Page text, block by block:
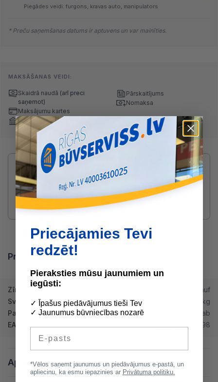
Piegādes veidi: furgons, kravas auto, manipulators
* Preču saņemšanas datums ir aptuvens un var mainīties.
MAKSĀŠANAS VEIDI:
Skaidrā naudā (arī preci
saņemot)
Maksājumu kartes
Internetbankas
Pārskaitījums
Nomaksa
Radušies jautājumi par produktu?
SAZINIES AR DRUVIS:
2233 5731
druvis@buvserviss.lv
Produkta īpašības
Zīmols
Knauf
Svars
25 kg
Paletē
48 gab
EAN
4750614003398
Apraksts
Priecājamies Tevi
redzēt!
Pieraksties mūsu jaunumiem un
iegūsti:
✓ Īpašus piedāvājumus tieši Tev
✓ Jaunumus būvniecības nozarē
*Vēlos saņemt jaunumus un piedāvājumus e-pastā, un
apliecinu, ka esmu iepazinies ar Privātuma politiku.